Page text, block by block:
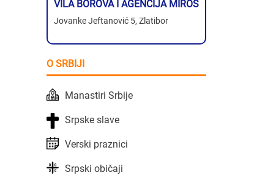
VILA BOROVA I AGENCIJA MIROS
Jovanke Jeftanović 5, Zlatibor
O SRBIJI
Manastiri Srbije
Srpske slave
Verski praznici
Srpski običaji